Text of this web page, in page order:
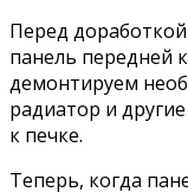
Перед
панель передней
демонтируем
радиатор и
к печке.
Теперь, когда